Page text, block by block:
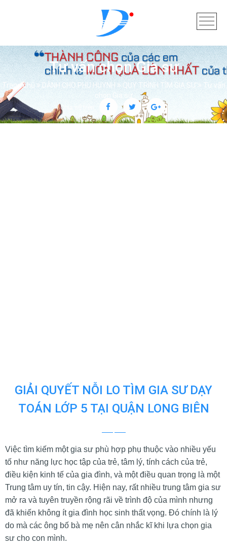
Tư vấn chọn Gia sư
Trang chủ DÀNH CHO PHỤ HUYNH QUY TRÌNH TÌM GIA SƯ
Tư vấn
chọn Gia sư
Chia sẻ trên:
GIẢI QUYẾT NỖI LO TÌM GIA SƯ DẠY
TOÁN LỚP 5 TẠI QUẬN LONG BIÊN
Việc tìm kiếm một gia sư phù hợp phụ thuộc vào nhiều yếu
tố như năng lực học tập của trẻ, tâm lý, tính cách của trẻ,
điều kiện kinh tế của gia đình, và một điều quan trọng là một
Trung tâm uy tín, tin cậy. Hiện nay, rất nhiều trung tâm gia sư
mở ra và tuyên truyền rộng rãi về trình độ của mình nhưng
đã khiến không ít gia đình học sinh thất vọng. Đó chính là lý
do mà các ông bố bà mẹ nên cân nhắc kĩ khi lựa chọn gia
sư cho con mình.